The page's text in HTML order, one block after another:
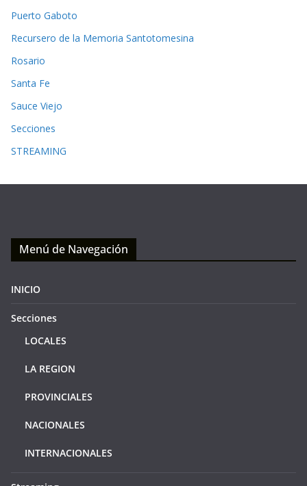
Puerto Gaboto
Recursero de la Memoria Santotomesina
Rosario
Santa Fe
Sauce Viejo
Secciones
STREAMING
Menú de Navegación
INICIO
Secciones
LOCALES
LA REGION
PROVINCIALES
NACIONALES
INTERNACIONALES